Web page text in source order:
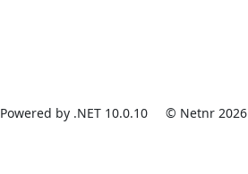
Powered by .NET 10.0.10 © Netnr 2026